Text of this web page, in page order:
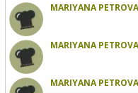
MARIYANA PETROVA
MARIYANA PETROVA
MARIYANA PETROVA